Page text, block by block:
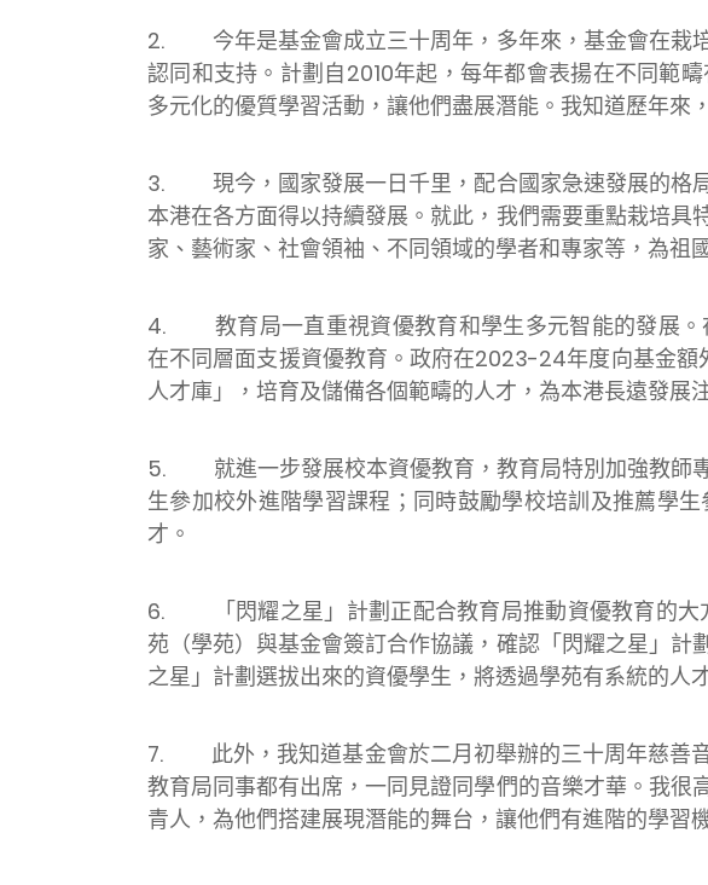
2. 今年是基金會成立三十周年，多年來，基金會在栽
認同和支持。計劃自2010年起，每年都會表揚在不同範
多元化的優質學習活動，讓他們盡展潛能。我知道歷年
3. 現今，國家發展一日千里，配合國家急速發展的格
本港在各方面得以持續發展。就此，我們需要重點栽培
家、藝術家、社會領袖、不同領域的學者和專家等，為祖
4. 教育局一直重視資優教育和學生多元智能的發展。
在不同層面支援資優教育。政府在2023-24年度向基金
人才庫」，培育及儲備各個範疇的人才，為本港長遠發展
5. 就進一步發展校本資優教育，教育局特別加強教師
生參加校外進階學習課程；同時鼓勵學校培訓及推薦學
才。
6. 「閃耀之星」計劃正配合教育局推動資優教育的大
苑（學苑）與基金會簽訂合作協議，確認「閃耀之星」
之星」計劃選拔出來的資優學生，將透過學苑有系統的人
7. 此外，我知道基金會於二月初舉辦的三十周年慈善
教育局同事都有出席，一同見證同學們的音樂才華。我
青人，為他們搭建展現潛能的舞台，讓他們有進階的學習